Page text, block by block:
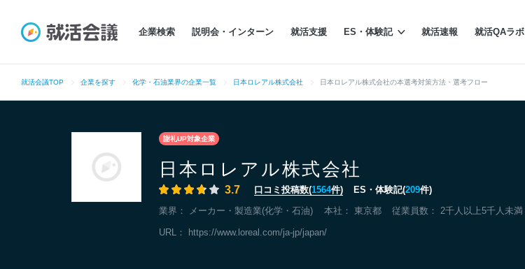
企業検索 説明会・インターン 就活支援 ES・体験記 就活速報 就活QAラボ
就活会議TOP 企業を探す 化学・石油業界の企業一覧 日本ロレアル株式会社 日本ロレアル株式会社の本選考対策方法・選考フロー
謝礼UP対象企業
日本ロレアル株式会社
3.7 口コミ投稿数(1564件) ES・体験記(209件)
業界： メーカー・製造業(化学・石油) 本社： 東京都 従業員数： 2千人以上5千人未満
URL： https://www.loreal.com/ja-jp/japan/